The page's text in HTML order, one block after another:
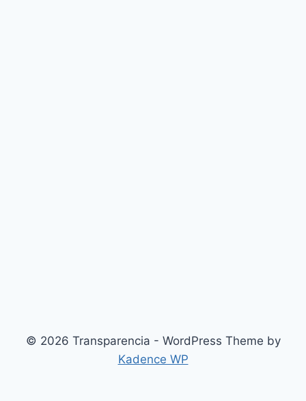
© 2026 Transparencia - WordPress Theme by
Kadence WP